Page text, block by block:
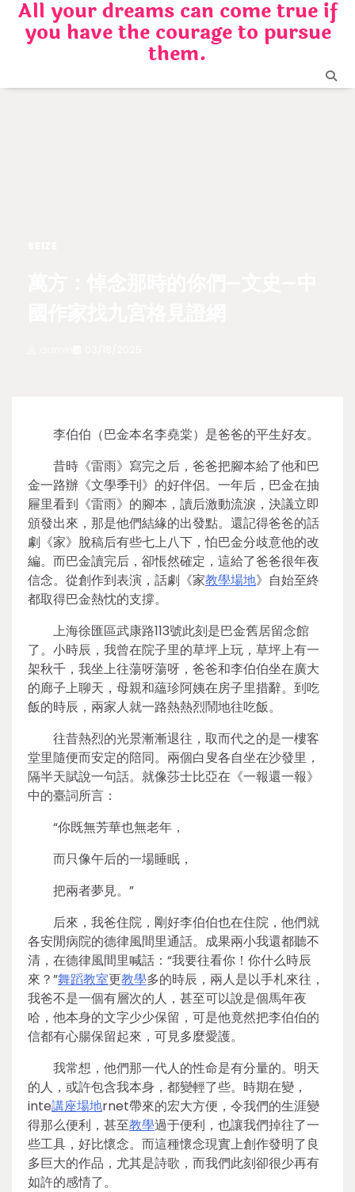
Skip
content
All your dreams can come true if
you have the courage to pursue
them.
李伯伯（巴金本名李堯棠）是爸爸的平生好友。
昔時《雷雨》寫完之后，爸爸把腳本給了他和巴
金一路辦《文學季刊》的好伴侶。一年后，巴金在抽
屜里看到《雷雨》的腳本，讀后激動流淚，決議立即
頒發出來，那是他們結緣的出發點。還記得爸爸的話
劇《家》脫稿后有些七上八下，怕巴金分歧意他的改
編。而巴金讀完后，卻悵然確定，這給了爸爸很年夜
信念。從創作到表演，話劇《家教學場地》自始至終
都取得巴金熱忱的支撐。
上海徐匯區武康路113號此刻是巴金舊居留念館
了。小時辰，我曾在院子里的草坪上玩，草坪上有一
架秋千，我坐上往蕩呀蕩呀，爸爸和李伯伯坐在廣大
的廊子上聊天，母親和蘊珍阿姨在房子里措辭。到吃
飯的時辰，兩家人就一路熱熱烈鬧地往吃飯。
往昔熱烈的光景漸漸退往，取而代之的是一樓客
堂里隨便而安定的陪同。兩個白叟各自坐在沙發里，
隔半天賦說一句話。就像莎士比亞在《一報還一報》
中的臺詞所言：
“你既無芳華也無老年，
而只像午后的一場睡眠，
把兩者夢見。”
后來，我爸住院，剛好李伯伯也在住院，他們就
各安閒病院的德律風間里通話。成果兩小我還都聽不
清，在德律風間里喊話：“我要往看你！你什么時辰
來？”舞蹈教室更教學多的時辰，兩人是以手札來往，
我爸不是一個有層次的人，甚至可以說是個馬年夜
哈，他本身的文字少少保留，可是他竟然把李伯伯的
信都有心腸保留起來，可見多麼愛護。
我常想，他們那一代人的性命是有分量的。明天
的人，或許包含我本身，都變輕了些。時期在變，
inte講座場地rnet帶來的宏大方便，令我們的生涯變
得那么便利，甚至教學過于便利，也讓我們掉往了一
些工具，好比懷念。而這種懷念現實上創作發明了良
多巨大的作品，尤其是詩歌，而我們此刻卻很少再有
如許的感情了。